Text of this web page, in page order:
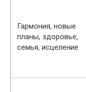
Гармония, новые
планы, здоровье,
семья, исцеление